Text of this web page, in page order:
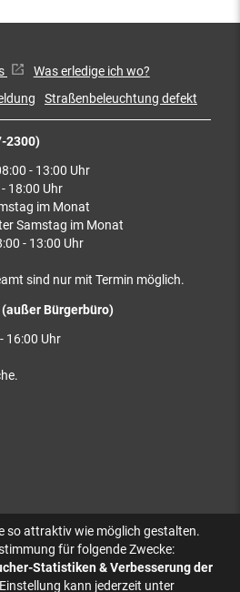
2300)
- 13:00 Uhr
18:00 Uhr
im Monat
Samstag im Monat
- 13:00 Uhr
sind nur mit Termin möglich.
Bürgerbüro)
16:00 Uhr
Was erledige ich wo?
Straßenbeleuchtung defekt
so attraktiv wie möglich gestalten.
für folgende Zwecke:
Statistiken & Verbesserung der
kann jederzeit unter